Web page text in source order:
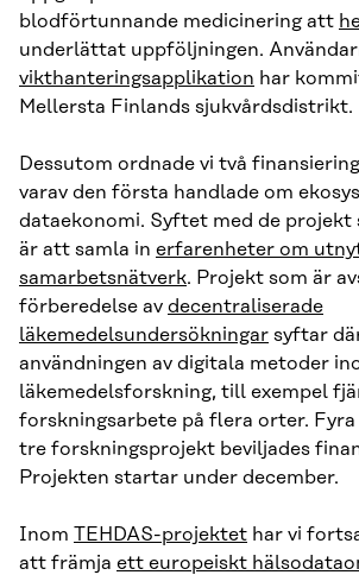
blodförtunnande medicinering att
underlättat uppföljningen.
vikthanteringsapplikation har
Mellersta Finlands sjukvårdsdistrikt.
Dessutom ordnade vi två
varav den första handlade om
dataekonomi. Syftet med de projekt
är att samla in erfarenheter om
samarbetsnätverk. Projekt som är
förberedelse av decentraliserade
läkemedelsundersökningar syftar
användningen av digitala metoder
läkemedelsforskning, till exempel
forskningsarbete på flera orter. Fyra
tre forskningsprojekt beviljades
Projekten startar under december.
Inom TEHDAS-projektet har vi
att främja ett europeiskt